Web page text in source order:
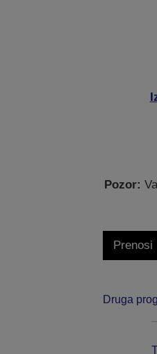
Pozor:
Prenosi
Druga